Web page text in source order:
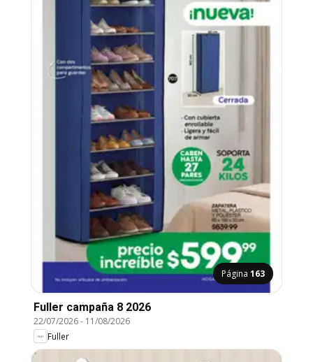
Página 163
Fuller campaña 8 2026
22/07/2026- 11/08/2026
Fuller